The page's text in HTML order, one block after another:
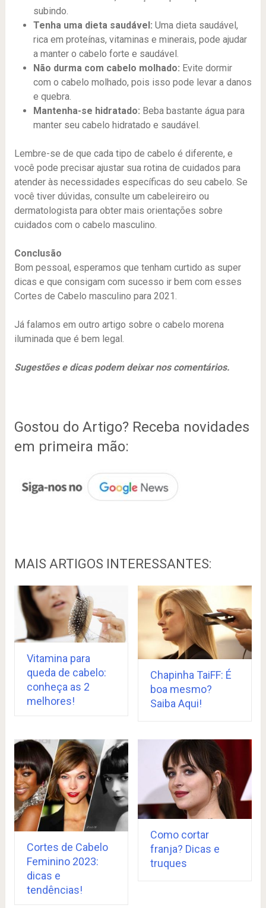
subindo.
Tenha uma dieta saudável: Uma dieta saudável,
rica em proteínas, vitaminas e minerais, pode ajudar
a manter o cabelo forte e saudável.
Não durma com cabelo molhado: Evite dormir
com o cabelo molhado, pois isso pode levar a danos
e quebra.
Mantenha-se hidratado: Beba bastante água para
manter seu cabelo hidratado e saudável.
Lembre-se de que cada tipo de cabelo é diferente, e
você pode precisar ajustar sua rotina de cuidados para
atender às necessidades específicas do seu cabelo. Se
você tiver dúvidas, consulte um cabeleireiro ou
dermatologista para obter mais orientações sobre
cuidados com o cabelo masculino.
Conclusão
Bom pessoal, esperamos que tenham curtido as super
dicas e que consigam com sucesso ir bem com esses
Cortes de Cabelo masculino para 2021.
Já falamos em outro artigo sobre o cabelo morena
iluminada que é bem legal.
Sugestões e dicas podem deixar nos comentários.
Gostou do Artigo? Receba novidades
em primeira mão:
MAIS ARTIGOS INTERESSANTES:
Vitamina para
queda de cabelo:
conheça as 2
melhores!
Chapinha TaiFF: É
boa mesmo?
Saiba Aqui!
Cortes de Cabelo
Feminino 2023:
dicas e
tendências!
Como cortar
franja? Dicas e
truques